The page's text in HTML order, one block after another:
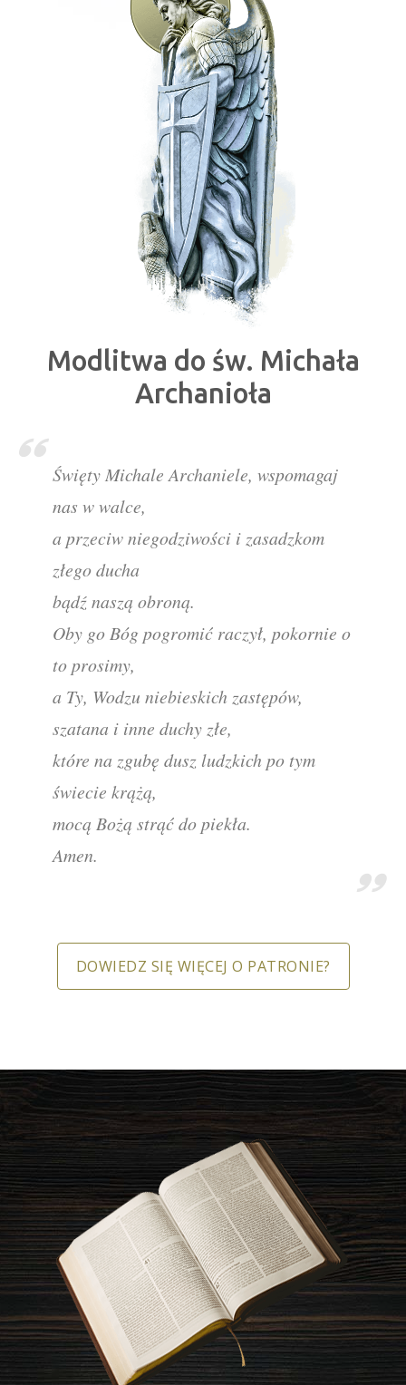
Modlitwa do św. Michała
Archanioła
Święty Michale Archaniele, wspomagaj
nas w walce,
a przeciw niegodziwości i zasadzkom
złego ducha
bądź naszą obroną.
Oby go Bóg pogromić raczył, pokornie o
to prosimy,
a Ty, Wodzu niebieskich zastępów,
szatana i inne duchy złe,
które na zgubę dusz ludzkich po tym
świecie krążą,
mocą Bożą strąć do piekła.
Amen.
DOWIEDZ SIĘ WIĘCEJ O PATRONIE?